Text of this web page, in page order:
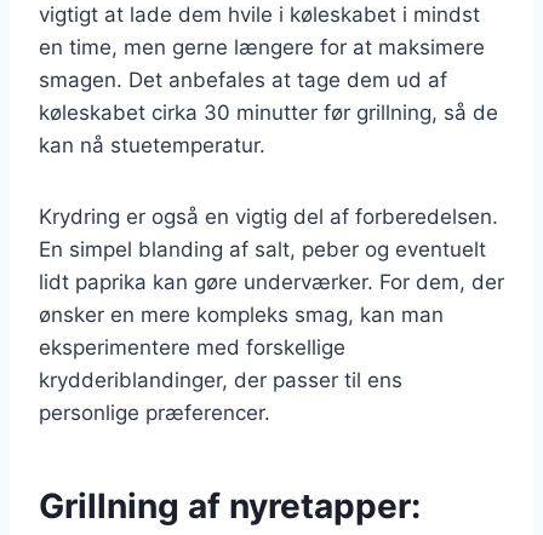
vigtigt at lade dem hvile i køleskabet i mindst
en time, men gerne længere for at maksimere
smagen. Det anbefales at tage dem ud af
køleskabet cirka 30 minutter før grillning, så de
kan nå stuetemperatur.
Krydring er også en vigtig del af forberedelsen.
En simpel blanding af salt, peber og eventuelt
lidt paprika kan gøre underværker. For dem, der
ønsker en mere kompleks smag, kan man
eksperimentere med forskellige
krydderiblandinger, der passer til ens
personlige præferencer.
Grillning af nyretapper: